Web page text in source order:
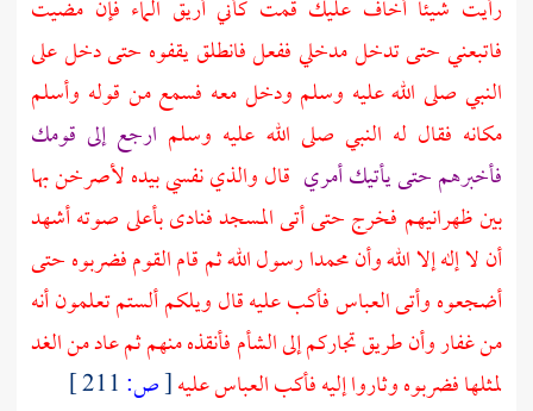
رأيت شيئا أخاف عليك قمت كأني أريق الماء فإن مضيت
فاتبعني حتى تدخل مدخلي ففعل فانطلق يقفوه حتى دخل على
النبي صلى الله عليه وسلم ودخل معه فسمع من قوله وأسلم
مكانه فقال له النبي صلى الله عليه وسلم ارجع إلى قومك
فأخبرهم حتى يأتيك أمري قال والذي نفسي بيده لأصرخن بها
بين ظهرانيهم فخرج حتى أتى المسجد فنادى بأعلى صوته أشهد
أن لا إله إلا الله وأن محمدا رسول الله ثم قام القوم فضربوه حتى
أضجعوه وأتىالعباسفأكب عليه قال ويلكم ألستم تعلمون أنه
منغفاروأن طريق تجاركم إلىالشأمفأنقذه منهم ثم عاد من الغد
لمثلها فضربوه وثاروا إليه فأكبالعباسعليه[ص: